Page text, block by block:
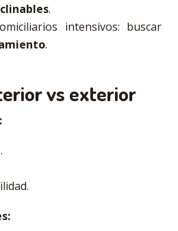
.
intensivos: buscar
.
vs exterior